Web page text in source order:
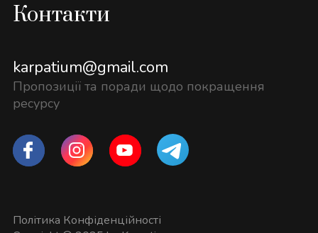
Контакти
karpatium@gmail.com
Пропозиції та поради щодо покращення
ресурсу
Політика Конфіденційності